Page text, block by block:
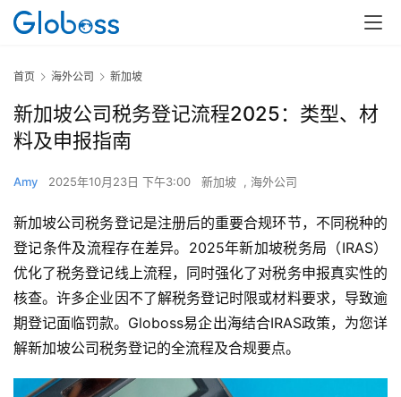
首页 海外公司 新加坡
新加坡公司税务登记流程2025：类型、材
料及申报指南
Amy 2025年10月23日 下午3:00 新加坡 , 海外公司
新加坡公司税务登记是注册后的重要合规环节，不同税种的
登记条件及流程存在差异。2025年新加坡税务局（IRAS）
优化了税务登记线上流程，同时强化了对税务申报真实性的
核查。许多企业因不了解税务登记时限或材料要求，导致逾
期登记面临罚款。Globoss易企出海结合IRAS政策，为您详
解新加坡公司税务登记的全流程及合规要点。